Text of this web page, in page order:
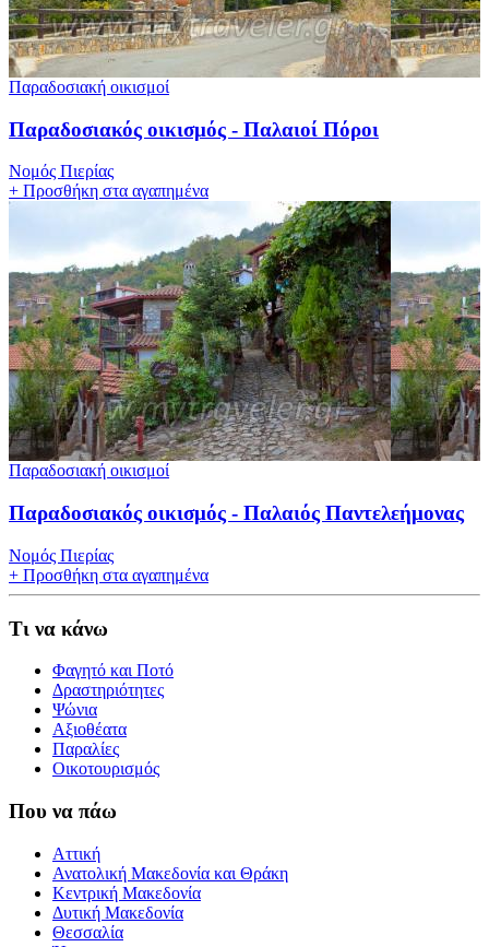
Παραδοσιακή οικισμοί
Παραδοσιακός οικισμός - Παλαιοί Πόροι
Νομός Πιερίας
+ Προσθήκη στα αγαπημένα
Παραδοσιακή οικισμοί
Παραδοσιακός οικισμός - Παλαιός Παντελεήμονας
Νομός Πιερίας
+ Προσθήκη στα αγαπημένα
Τι να κάνω
Φαγητό και Ποτό
Δραστηριότητες
Ψώνια
Αξιοθέατα
Παραλίες
Οικοτουρισμός
Που να πάω
Αττική
Ανατολική Μακεδονία και Θράκη
Κεντρική Μακεδονία
Δυτική Μακεδονία
Θεσσαλία